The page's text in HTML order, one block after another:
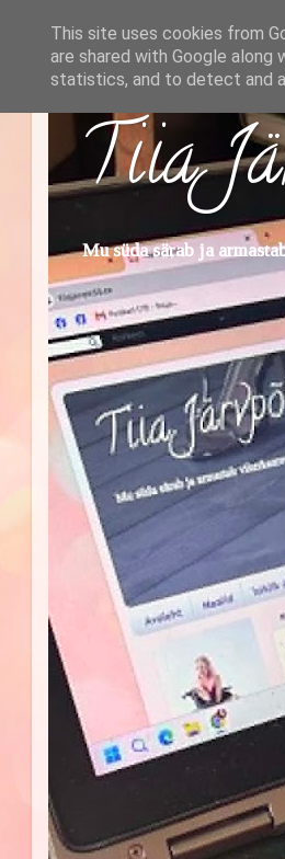
Tiia
Mu süda särab ja
This site uses cookies from
are shared with Google
statistics, and to detect and